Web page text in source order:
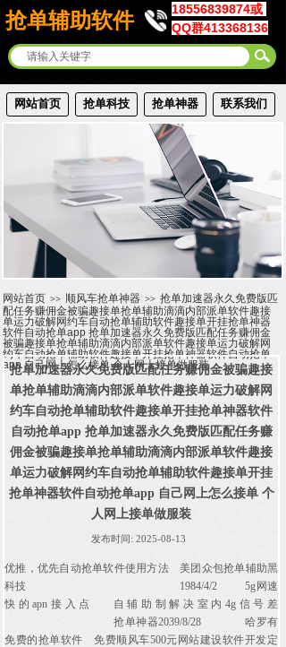
抢单辅助软件
18556839874或
QQ群413368136
网站首页 抢单科技 抢单神器 联系我们
网站首页 >> 顺风车抢单神器 >> 抢单加速器永久免费版匹
配任务赚佣金被骗趣接单抢单辅助滴滴内部派单软件趣接
单运力破解网约车自动抢单辅助软件趣接单开挂抢单神器
软件自动抢单app 抢单加速器永久免费版匹配任务赚佣金
被骗趣接单抢单辅助滴滴内部派单软件趣接单运力破解网
约车自动抢单辅助软件趣接单开挂抢单神器软件自动抢单
app 自己网上怎么接单 个人网上接单做服装
抢单加速器永久免费版匹配任务赚佣金被骗趣接
单抢单辅助滴滴内部派单软件趣接单运力破解网
约车自动抢单辅助软件趣接单开挂抢单神器软件
自动抢单app 抢单加速器永久免费版匹配任务赚
佣金被骗趣接单抢单辅助滴滴内部派单软件趣接
单运力破解网约车自动抢单辅助软件趣接单开挂
抢单神器软件自动抢单app 自己网上怎么接单 个
人网上接单做服装
发布时间: 2025-08-13
优推，优先自动抢单软件使用方法
美团众包抢单辅助黑
科技
1984/4/2
5g网速
快的apn接入点
自辅助制解决室内4g信号差
抢单神器2039/8/28
哈罗有
免费的抢单软件
免费顺风车500元网站建设软件开发定